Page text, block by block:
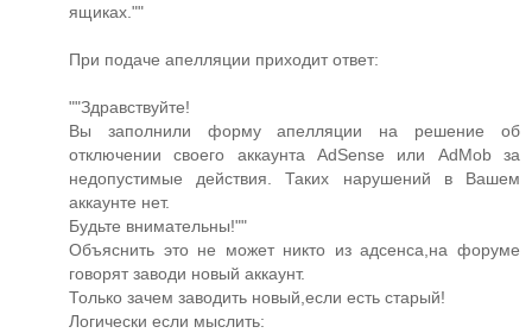
ящиках.""
При подаче апелляции приходит ответ:
""Здравствуйте!
Вы заполнили форму апелляции на решение об
отключении своего аккаунта AdSense или AdMob за
недопустимые действия. Таких нарушений в Вашем
аккаунте нет.
Будьте внимательны!""
Объяснить это не может никто из адсенса,на форуме
говорят заводи новый аккаунт.
Только зачем заводить новый,если есть старый!
Логически если мыслить: